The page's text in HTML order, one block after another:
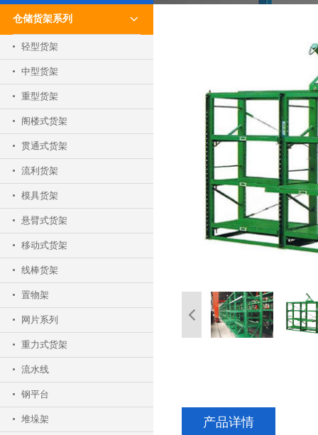
仓储货架系列
轻型货架
中型货架
重型货架
阁楼式货架
贯通式货架
流利货架
模具货架
悬臂式货架
移动式货架
线棒货架
置物架
网片系列
重力式货架
流水线
钢平台
堆垛架 产品详情